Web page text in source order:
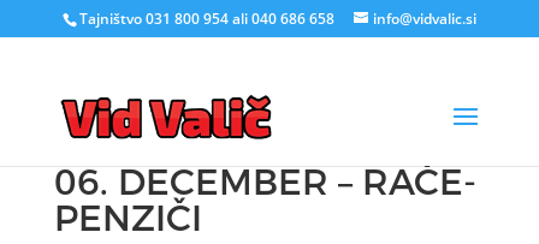
Tajništvo 031 800 954 ali 040 686 658 info@vidvalic.si
06. DECEMBER – RAČE-
PENZIČI